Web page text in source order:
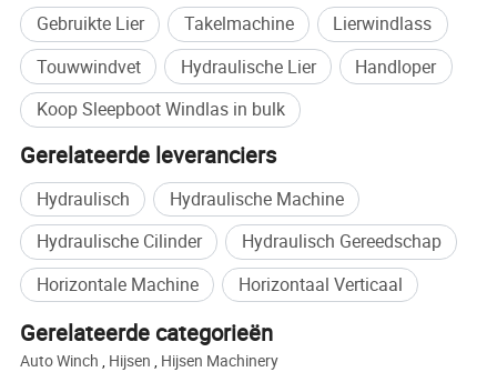
veiliger gebruik van de lier
8. Handmatig vrijzetten in noodgevallen
We hebben ook nog veel andere lieren zoals hieronder:
Gebruikte Lier Takelmachine
Lierwindlass
Touwwindvet
Hydraulische Lier
Handloper
Koop Sleepboot Windlas in bulk
Gerelateerde leveranciers
Hydraulisch
Hydraulische Machine
Hydraulische Cilinder
Hydraulisch Gereedschap
Horizontale Machine
Horizontaal Verticaal
Gerelateerde categorieën
Auto Winch , Hijsen , Hijsen Machinery